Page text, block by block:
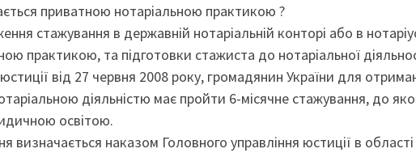
приватною нотаріальною практикою ?
стажування в державній нотаріальній конторі або в
практикою, та підготовки стажиста до нотаріальної
від 27 червня 2008 року, громадянин України для
діяльністю має пройти 6-місячне стажування, до
освітою.
визначається наказом Головного управління юстиції в